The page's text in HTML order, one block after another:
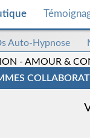
Auto-Hypnose
- AMOUR &